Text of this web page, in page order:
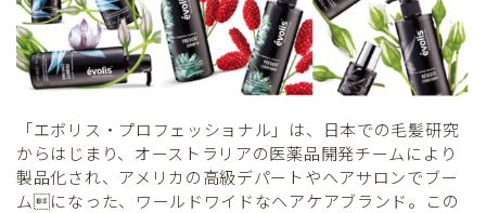
「エボリス・プロフェッショナル」は、日本での毛髪研究
からはじまり、オーストラリアの医薬品開発チームにより
製品化され、アメリカの高級デパートやヘアサロンでブー
ムになった、ワールドワイドなヘアケアブランド。この